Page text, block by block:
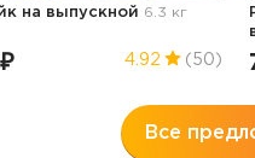
на выпускной 6.3 кг
4.92 (50)
Все